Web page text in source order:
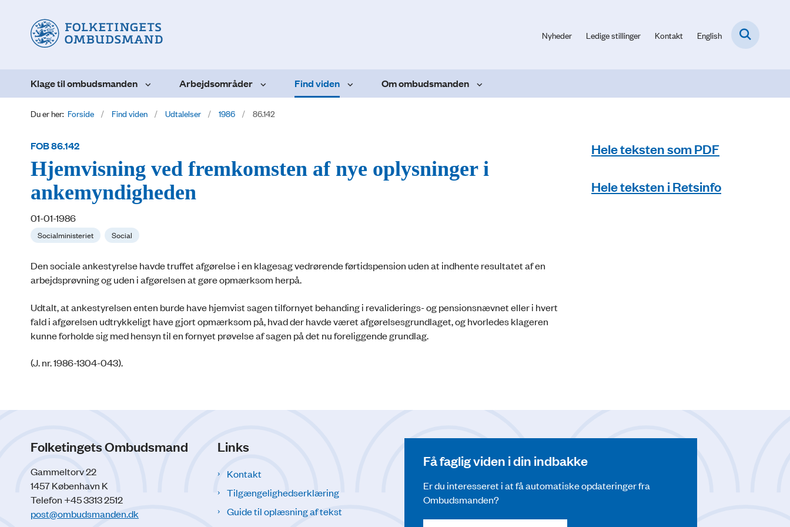
Nyheder Ledige stillinger Kontakt English
Klage til ombudsmanden Arbejdsområder Find viden Om ombudsmanden
Du er her: Forside Find viden Udtalelser 1986 86.142
FOB 86.142
Hjemvisning ved fremkomsten af nye oplysninger i
ankemyndigheden
01-01-1986
Socialministeriet Social
Den sociale ankestyrelse havde truffet afgørelse i en klagesag vedrørende førtidspension uden at indhente resultatet af en
arbejdsprøvning og uden i afgørelsen at gøre opmærksom herpå.
Udtalt, at ankestyrelsen enten burde have hjemvist sagen tilfornyet behanding i revaliderings- og pensionsnævnet eller i hvert
fald i afgørelsen udtrykkeligt have gjort opmærksom på, hvad der havde været afgørelsesgrundlaget, og hvorledes klageren
kunne forholde sig med hensyn til en fornyet prøvelse af sagen på det nu foreliggende grundlag.
(J. nr. 1986-1304-043).
Hele teksten som PDF
Hele teksten i Retsinfo
Folketingets Ombudsmand
Gammeltorv 22
1457 København K
Telefon +45 3313 2512
post@ombudsmanden.dk
Links
Kontakt
Tilgængelighedserklæring
Guide til oplæsning af tekst
Få faglig viden i din indbakke
Er du interesseret i at få automatiske opdateringer fra
Ombudsmanden?